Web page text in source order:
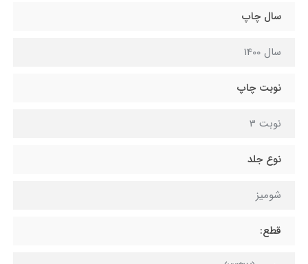
سال چاپ
سال 1400
نوبت چاپ
نوبت 3
نوع جلد
شومیز
قطع: